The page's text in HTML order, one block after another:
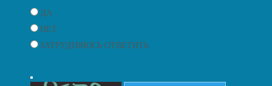
ДА
НЕТ
ЗАТРУДНЯЮСЬ ОТВЕТИТЬ